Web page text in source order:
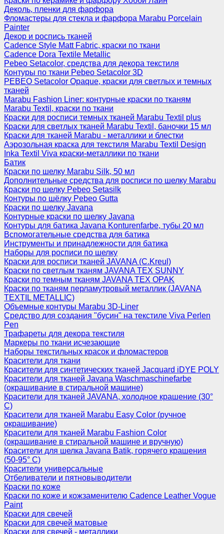
Деколь, пленки для фарфора
Фломастеры для стекла и фарфора Marabu Porcelain
Painter
Декор и роспись тканей
Cadence Style Matt Fabric, краски по ткани
Cadence Dora Textile Metallic
Pebeo Setacolor, средства для декора текстиля
Контуры по ткани Pebeo Setacolor 3D
PEBEO Setacolor Opaque, краски для светлых и темных
тканей
Marabu Fashion Liner: контурные краски по тканям
Marabu Textil, краски по ткани
Краски для росписи темных тканей Marabu Textil plus
Краски для светлых тканей Marabu Textil, баночки 15 мл
Краски для тканей Marabu - металлики и блестки
Аэрозольная краска для текстиля Marabu Textil Design
Inka Textil Viva краски-металлики по ткани
Батик
Краски по шелку Marabu Silk, 50 мл
Дополнительные средства для росписи по шелку Marabu
Краски по шелку Pebeo Setasilk
Контуры по шёлку Pebeo Gutta
Краски по шелку Javana
Контурные краски по шелку Javana
Контуры для батика Javana Konturenfarbe, тубы 20 мл
Вспомогательные средства для батика
Инструменты и принадлежности для батика
Наборы для росписи по шелку
Краски для росписи тканей JAVANA (C.Kreul)
Краски по светлым тканям JAVANA TEX SUNNY
Краски по темным тканям JAVANA TEX OPAK
Краски по тканям перламутровый металлик (JAVANA
TEXTIL METALLIC)
Объемные контуры Marabu 3D-Liner
Средство для создания "бусин" на текстиле Viva Perlen
Pen
Трафареты для декора текстиля
Маркеры по ткани исчезающие
Наборы текстильных красок и фломастеров
Красители для ткани
Красители для синтетических тканей Jacquard iDYE POLY
Красители для тканей Javana Waschmaschinefarbe
(окрашивание в стиральной машине)
Красители для тканей JAVANA, холодное крашение (30°
С)
Красители для тканей Marabu Easy Color (ручное
окрашивание)
Красители для тканей Marabu Fashion Color
(окрашивание в стиральной машине и вручную)
Красители для шелка Javana Batik, горячего крашения
(50-95° С)
Красители универсальные
Отбеливатели и пятновыводители
Краски по коже
Краски по коже и кожзаменителю Cadence Leather Vogue
Paint
Краски для свечей
Краски для свечей матовые
Краски для свечей - металлики